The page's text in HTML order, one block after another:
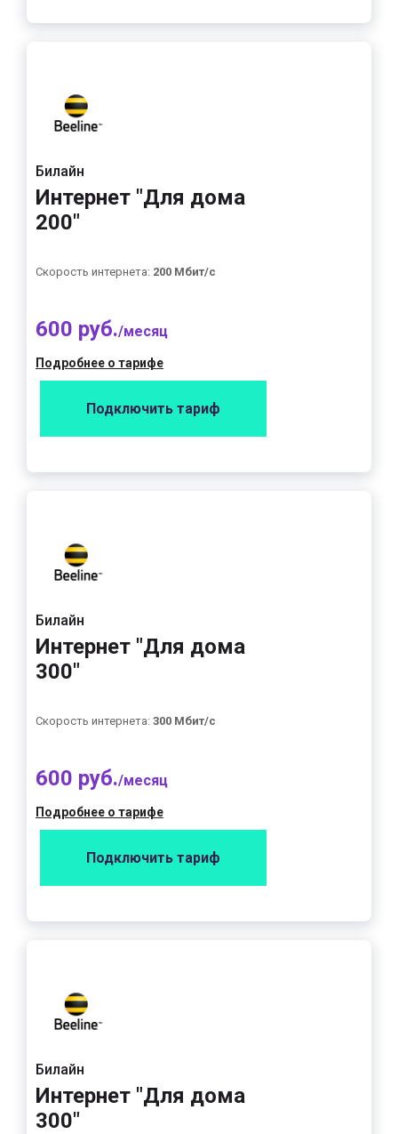
Билайн
Интернет "Для дома
200"
Скорость интернета: 200 Мбит/с
600 руб./месяц
Подробнее о тарифе
Подключить тариф
Билайн
Интернет "Для дома
300"
Скорость интернета: 300 Мбит/с
600 руб./месяц
Подробнее о тарифе
Подключить тариф
Билайн
Интернет "Для дома
300"